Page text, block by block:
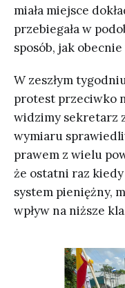
miała miejsce
przebiegała w
sposób, jak
W zeszłym
protest przeciwko
widzimy sekretarz
wymiaru
prawem z wielu
że ostatni raz
system pieniężny,
wpływ na niższe